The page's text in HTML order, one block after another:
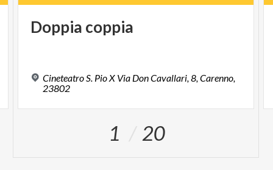
Doppia coppia
Cineteatro S. Pio X Via Don Cavallari, 8, Carenno,
23802
1 20